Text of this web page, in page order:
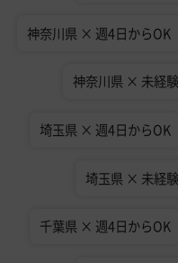
神奈川県 × 週4日からOK
神奈川県 × 未経
埼玉県 × 週4日からOK
埼玉県 × 未経
千葉県 × 週4日からOK